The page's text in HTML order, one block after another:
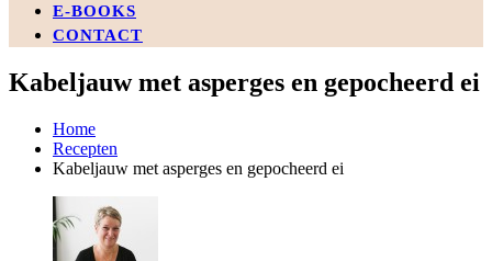
E-BOOKS
CONTACT
Kabeljauw met asperges en gepocheerd ei
Home
Recepten
Kabeljauw met asperges en gepocheerd ei